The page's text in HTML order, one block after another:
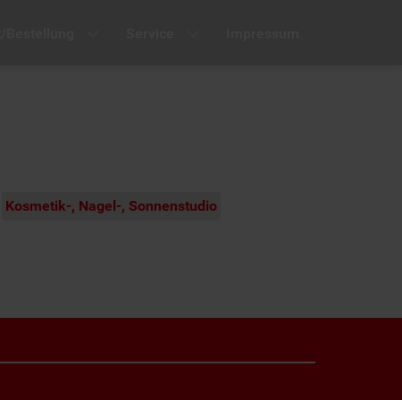
Kosmetik-, Nagel-, Sonnenstudio